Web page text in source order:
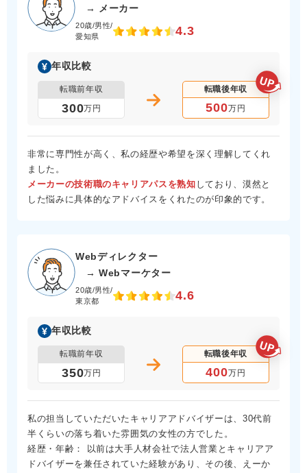
→ メーカー
20歳/男性/
愛知県
4.3
年収比較
転職前年収
300万円
転職後年収
500万円
非常に専門性が高く、私の経歴や希望を深く理解してくれ
ました。
メーカーの技術職のキャリアパスを熟知 しており、漠然と
した悩みに具体的なアドバイスをくれたのが印象的です。
Webディレクター
→ Webマーケター
20歳/男性/
東京都
4.6
年収比較
転職前年収
350万円
転職後年収
400万円
私の担当していただいたキャリアアドバイザーは、30代前
半くらいの落ち着いた雰囲気の女性の方でした。
経歴・年齢： 以前は大手人材会社で法人営業とキャリアア
ドバイザーを兼任されていた経験があり、その後、えーか